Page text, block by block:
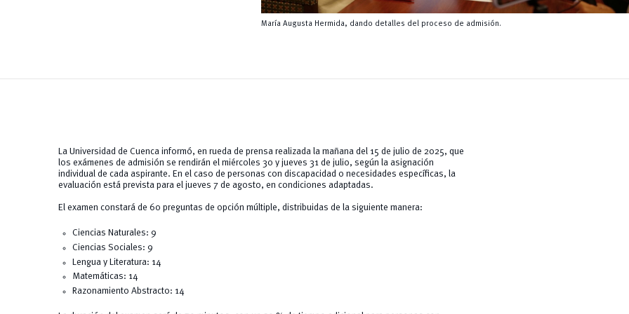
María Augusta Hermida, dando detalles del proceso de admisión.
La Universidad de Cuenca informó, en rueda de prensa realizada la mañana del 15 de julio de 2025, que
los exámenes de admisión se rendirán el miércoles 30 y jueves 31 de julio, según la asignación
individual de cada aspirante. En el caso de personas con discapacidad o necesidades específicas, la
evaluación está prevista para el jueves 7 de agosto, en condiciones adaptadas.
El examen constará de 60 preguntas de opción múltiple, distribuidas de la siguiente manera:
Ciencias Naturales: 9
Ciencias Sociales: 9
Lengua y Literatura: 14
Matemáticas: 14
Razonamiento Abstracto: 14